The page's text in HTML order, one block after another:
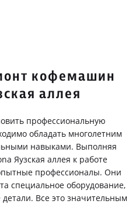
кофемашин
аллея
профессиональную
обладать многолетним
навыками. Выполняя
Яузская аллея к работе
профессионалы. Они
специальное оборудование,
Все это значительным